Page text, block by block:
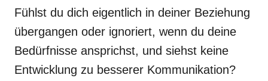
Fühlst du dich eigentlich in deiner Beziehung
übergangen oder ignoriert, wenn du deine
Bedürfnisse ansprichst, und siehst keine
Entwicklung zu besserer Kommunikation?